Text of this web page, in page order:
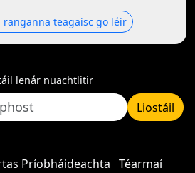
ranganna teagaisc go léir
lenár nuachtlitir
Liostáil
Príobháideachta Téarmaí